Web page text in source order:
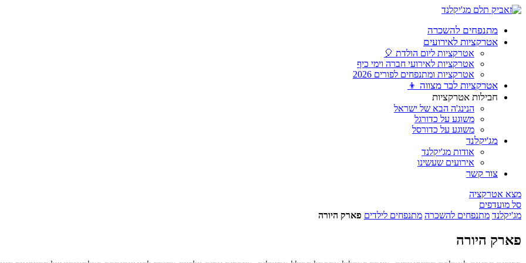
מתנפחים להשכרה
אטרקציות לאירועים
אטרקציות ליום הולדת 🎈
אטרקציות לאירועי חברה וימי כיף
אטרקציות ומתנפחים לפורים 2026
אטרקציות לבר מצווה 👦
חבילות אטרקציות
הנינג'ה הבא של ישראל
משוגע על כדורגל
משוגע על כדורסל
מג'יקלנד
אודות מג'יקלנד
אירועים שעשינו
צור קשר
מצא אטרקציה
סל מועדפים
מג'יקלנד מתנפחים להשכרה מתנפחים לילדים פארק היורה
פארק היורה